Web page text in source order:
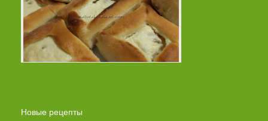
Новые рецепты